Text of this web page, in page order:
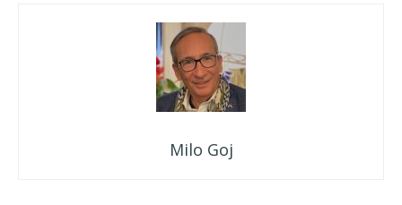
Milo Goj